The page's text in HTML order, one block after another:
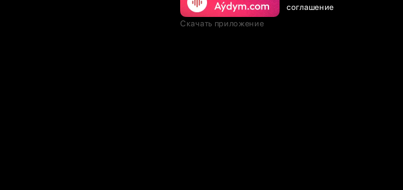
соглашение
Скачать приложение